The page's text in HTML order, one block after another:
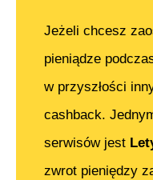
Jeżeli chcesz
pieniądze
w przyszłości
cashback.
serwisów jest
zwrot pieniędzy